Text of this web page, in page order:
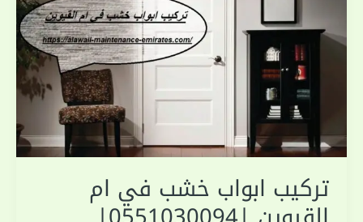
تركيب ابواب خشب في ام